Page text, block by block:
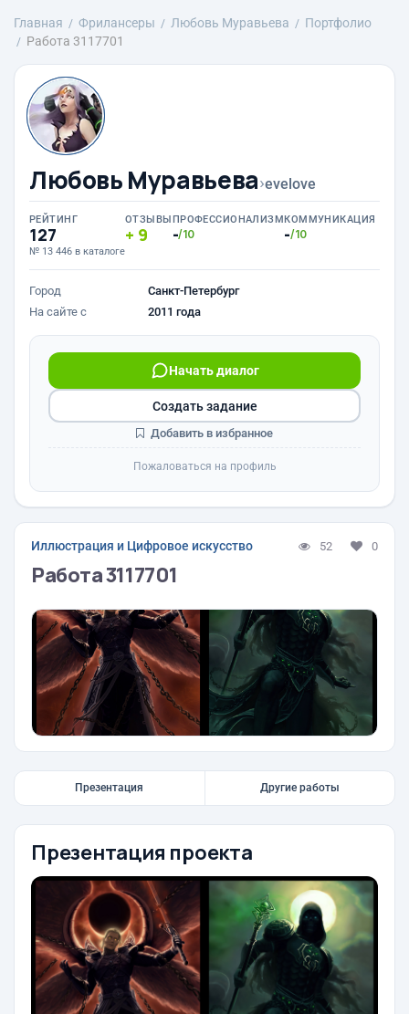
Главная Фрилансеры Любовь Муравьева
Портфолио
Работа 3117701
Любовь Муравьева›evelove
РЕЙТИНГ
127
№ 13 446 в каталоге
ОТЗЫВЫ
9
ПРОФЕССИОНАЛИЗМ
-/10
КОММУНИКАЦИЯ
-/10
Город
Санкт-Петербург
На сайте с
2011 года
Начать диалог
Создать задание
Добавить в избранное
Пожаловаться на профиль
Иллюстрация и Цифровое искусство 52 0
Работа 3117701
Презентация Другие работы
Презентация проекта